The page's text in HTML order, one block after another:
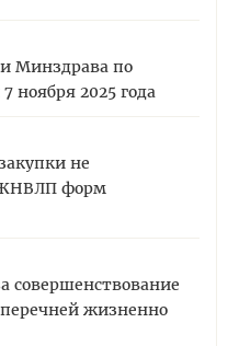
Минздрава по
ноября 2025 года
не
форм
жизненно